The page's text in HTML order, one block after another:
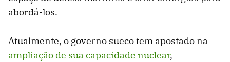
abordá-los.
Atualmente, o governo sueco tem apostado na
ampliação de sua capacidade nuclear,